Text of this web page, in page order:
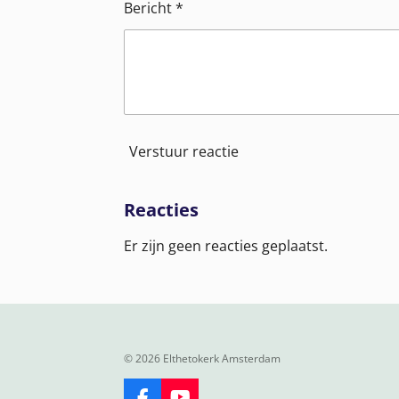
Bericht *
Verstuur reactie
Reacties
Er zijn geen reacties geplaatst.
© 2026 Elthetokerk Amsterdam